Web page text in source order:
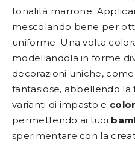
tonalità marrone.
mescolando bene per
uniforme. Una volta
modellandola in forme
decorazioni uniche,
fantasiose, abbellendo la
varianti di impasto e
permettendo ai tuoi
sperimentare con la